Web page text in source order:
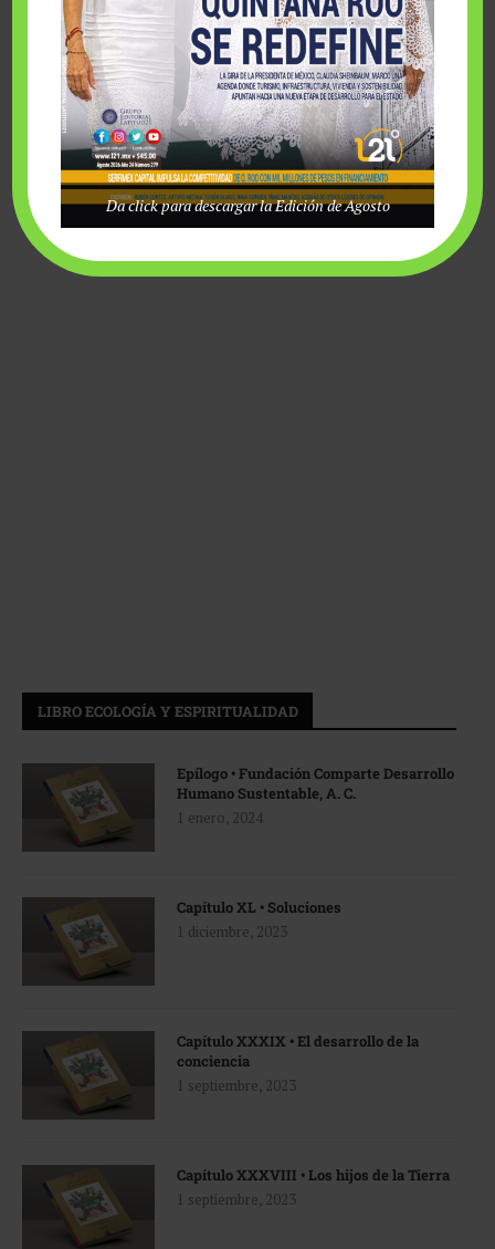
lunes, agosto 10 2026
LIBRO ECOLOGÍA Y ESPIRITUALIDAD
Epílogo • Fundación Comparte Desarrollo
Humano Sustentable, A. C.
1 enero, 2024
Capítulo XL • Soluciones
1 diciembre, 2023
Capítulo XXXIX • El desarrollo de la
conciencia
1 septiembre, 2023
Capítulo XXXVIII • Los hijos de la Tierra
1 septiembre, 2023
Da click para descargar la Edición de Agosto